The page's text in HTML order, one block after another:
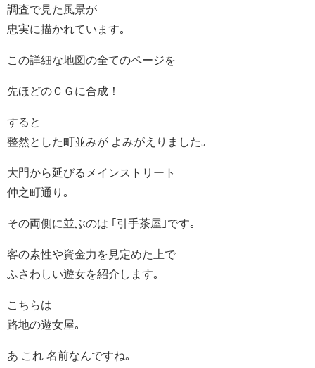
調査で見た風景が
忠実に描かれています｡
この詳細な地図の全てのページを
先ほどのＣＧに合成！
すると
整然とした町並みが よみがえりました｡
大門から延びるメインストリート
仲之町通り｡
その両側に並ぶのは ｢引手茶屋｣です｡
客の素性や資金力を見定めた上で
ふさわしい遊女を紹介します｡
こちらは
路地の遊女屋｡
あ これ 名前なんですね｡